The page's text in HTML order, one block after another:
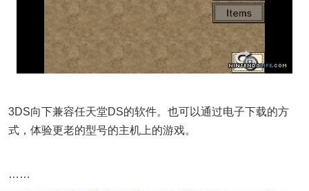
3DS向下兼容任天堂DS的软件。也可以通过电子下载的方
式，体验更老的型号的主机上的游戏。
……